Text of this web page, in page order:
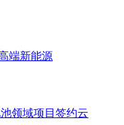
端新能源
领域项目签约云